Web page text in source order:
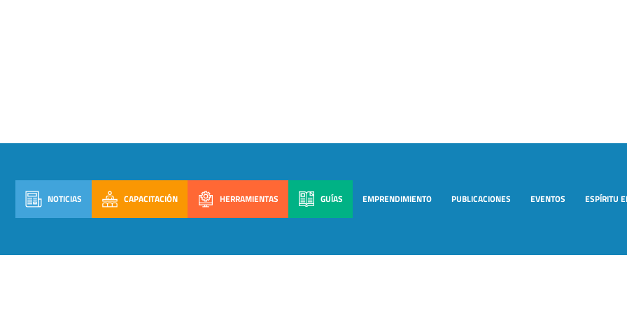
NOTICIAS CAPACITACIÓN HERRAMIENTAS GUÍAS EMPRENDIMIENTO PUBLICACIONES EVENTOS ESPÍRITU